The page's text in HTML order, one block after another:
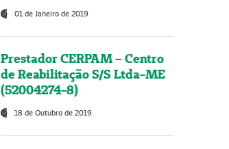
01 de Janeiro de 2019
Prestador CERPAM – Centro
de Reabilitação S/S Ltda-ME
(52004274-8)
18 de Outubro de 2019